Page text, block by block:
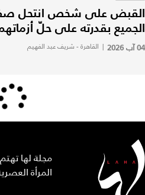
القبض على شخص انتحل
الجميع بقدرته على حلّ
04 آب 2026 | القاهرة - شريف عبد الفهيم
مجلة لها
المرأة